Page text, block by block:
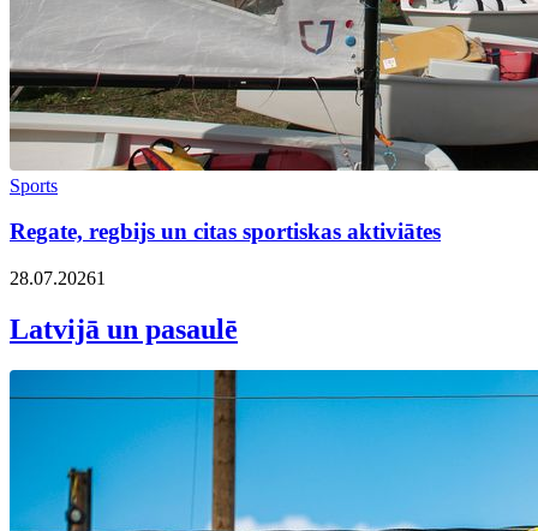
Sports
Regate, regbijs un citas sportiskas aktiviātes
28.07.20261
Latvijā un pasaulē